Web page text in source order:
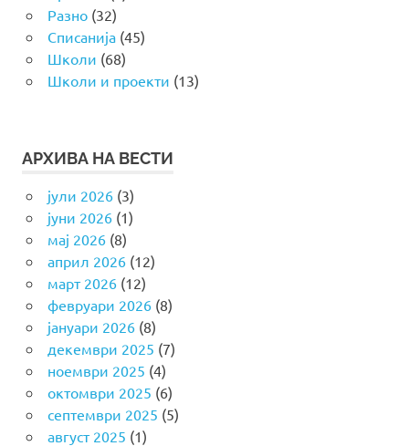
Разно(32)
Списанија(45)
Школи (68)
Школи и проекти (13)
АРХИВА НА ВЕСТИ
јули 2026(3)
јуни 2026(1)
мај 2026(8)
април 2026(12)
март 2026(12)
февруари 2026(8)
јануари 2026(8)
декември 2025 (7)
ноември 2025 (4)
октомври 2025 (6)
септември 2025 (5)
август 2025 (1)